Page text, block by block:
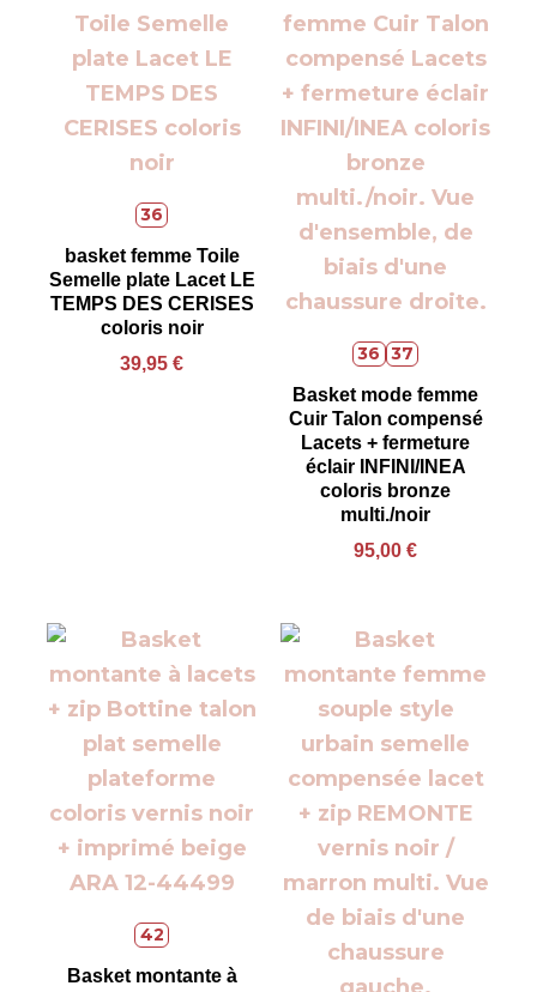
36
basket femme Toile
Semelle plate Lacet LE
TEMPS DES CERISES
coloris noir
39,95 € 36 37
Basket mode femme
Cuir Talon compensé
Lacets + fermeture
éclair INFINI/INEA
coloris bronze
multi./noir
95,00 €
42
Basket montante à